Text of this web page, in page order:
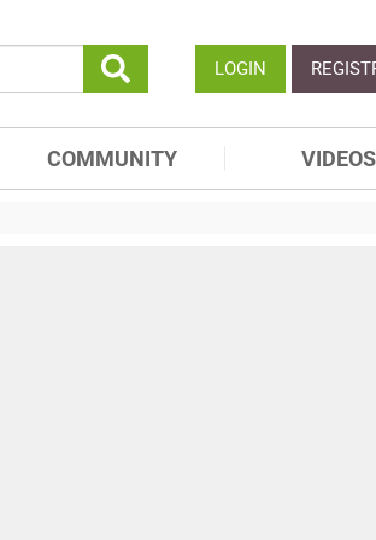
LOGIN
COMMUNITY VIDEOS